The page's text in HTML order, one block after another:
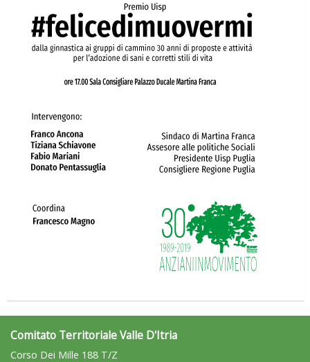
Ddl Lobby, Uisp: “Il Parlamento valorizzi le nostre specificità"
La formazione Uisp rallenta ma prosegue anche in estate
Comitato Territoriale Valle D'Itria
Corso Dei Mille 188 T/Z